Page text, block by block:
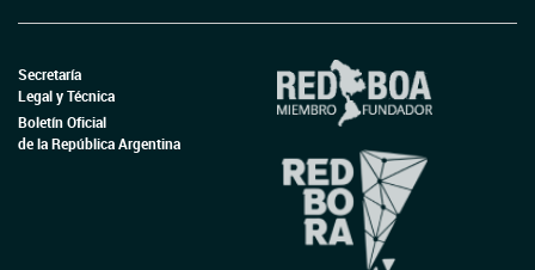
Secretaría
Legal y Técnica
Boletín Oficial
de la República Argentina